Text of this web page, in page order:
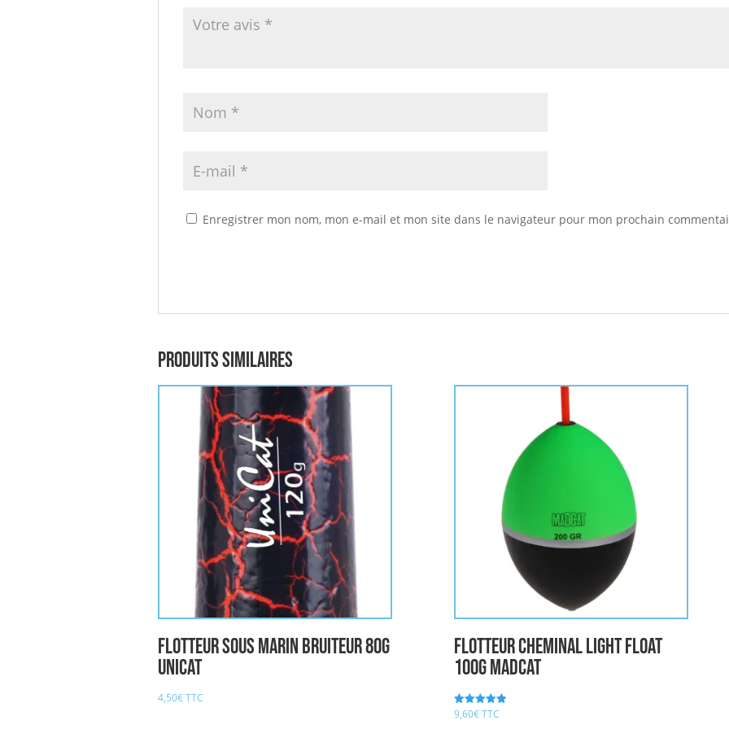
Enregistrer mon nom, mon e-mail et mon site dans le navigateur pour mon prochain
Produits similaires
flotteur sous marin bruiteur 80g
UNICAT
4,50€ TTC
Flotteur CHEMINAL LIGHT FLOAT
100g MADCAT
Note
5.00
9,60€ TTC